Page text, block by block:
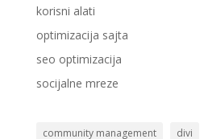
korisni alati
optimizacija sajta
seo optimizacija
socijalne mreze
community management divi